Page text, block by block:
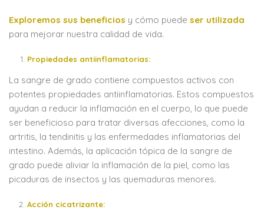
Exploremos sus beneficios y cómo puede ser utilizada
para mejorar nuestra calidad de vida.
Propiedades antiinflamatorias:
La sangre de grado contiene compuestos activos con
potentes propiedades antiinflamatorias. Estos compuestos
ayudan a reducir la inflamación en el cuerpo, lo que puede
ser beneficioso para tratar diversas afecciones, como la
artritis, la tendinitis y las enfermedades inflamatorias del
intestino. Además, la aplicación tópica de la sangre de
grado puede aliviar la inflamación de la piel, como las
picaduras de insectos y las quemaduras menores.
Acción cicatrizante: